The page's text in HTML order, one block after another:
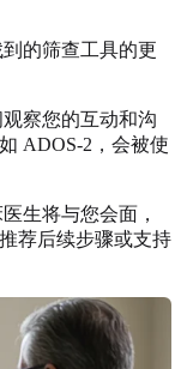
的筛查工具的更
察您的互动和沟
ADOS-2，会被使
生将与您会面，
荐后续步骤或支持